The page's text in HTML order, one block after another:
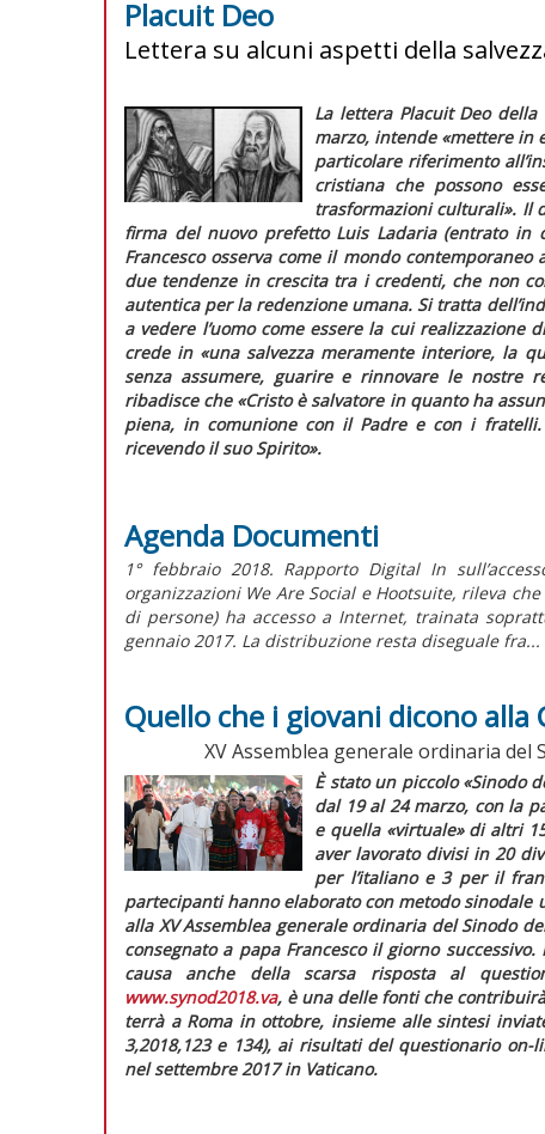
Placuit Deo
Lettera su alcuni aspetti della
La lettera Placuit Deodella
marzo, intende «mettere in
particolare riferimento
cristiana che possono
trasformazioni culturali». Il
firma del nuovo prefetto Luis Ladaria (entrato
Francesco osserva come il mondo
due tendenze in crescita tra i credenti, che non
autentica per la redenzione umana. Si tratta
a vedere l’uomo come essere la cui realizzazione
crede in «una salvezza meramente interiore, la
senza assumere, guarire e rinnovare le nostre
ribadisce che«Cristo è salvatore in quanto ha
piena, in comunione con il Padre e con i fratelli.
ricevendo il suo Spirito».
Agenda Documenti
1° febbraio 2018. Rapporto Digital In
organizzazioni We Are Social e Hootsuite, rileva
di persone) ha accesso a Internet, trainata
gennaio 2017. La distribuzione resta diseguale fra...
Quello che i giovani dicono alla
XV Assemblea generale ordinaria del
È stato un piccolo «Sinodo
dal 19 al 24 marzo, con la
e quella «virtuale» di altri
aver lavorato divisi in 20
per l’italiano e 3 per il
partecipanti hanno elaborato con metodo sinodale
alla XV Assemblea generale ordinaria del Sinodo
consegnato a papa Francesco il giorno
causa anche della scarsa risposta al
www.synod2018.va, è una delle fonti che
terrà a Roma in ottobre, insieme alle sintesi
3,2018,123 e 134), ai risultati del questionario on-
nel settembre 2017 in Vaticano.